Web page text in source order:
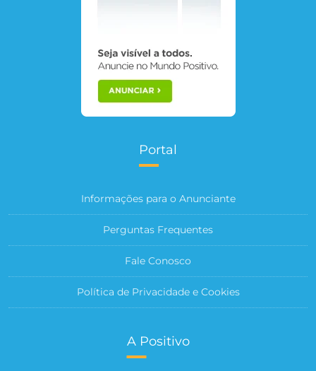
Portal
Informações para o Anunciante
Perguntas Frequentes
Fale Conosco
Política de Privacidade e Cookies
A Positivo